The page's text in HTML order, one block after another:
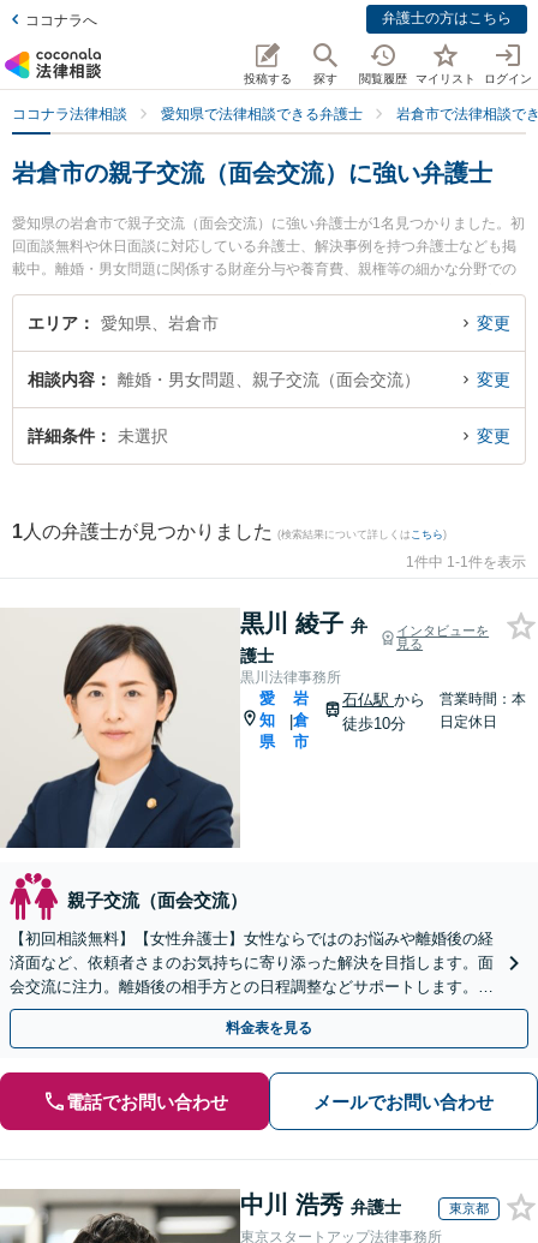
ココナラへ 弁護士の方はこちら
投稿する 探す 閲覧履歴 マイリスト ログイン
ココナラ法律相談 愛知県で法律相談できる弁護士 岩倉市で法律相談で
岩倉市の親子交流（面会交流）に強い弁護士
愛知県の岩倉市で親子交流（面会交流）に強い弁護士が1名見つかりました。初
回面談無料や休日面談に対応している弁護士、解決事例を持つ弁護士なども掲
載中。離婚・男女問題に関係する財産分与や養育費、親権等の細かな分野での
絞り込み検索もでき便利です。特に黒川法律事務所の黒川 綾子弁護士のプロフ
ィール情報や弁護士費用、強みなどが注目されています。『岩倉市で土日や夜
したい』『初回相談無料で親子交流（面会交流）を法律相談できる岩倉市内の
弁護士に相談予約したい』などでお困りの相談者さんにおすすめです。
エリア 愛知県、岩倉市 変更
相談内容 離婚・男女問題、親子交流（面会交流） 変更
詳細条件 未選択 変更
1 人の弁護士が見つかりました (検索結果について詳しくは こちら)
1件中 1-1件を表示
黒川 綾子 弁
護士
インタビューを
見る
黒川法律事務所
愛
知
県
|
岩
倉
市
石仏駅 から
徒歩10分
営業時間：本
日定休日
親子交流（面会交流）
【初回相談無料】【女性弁護士】女性ならではのお悩みや離婚後の経
済面など、依頼者さまのお気持ちに寄り添った解決を目指します。面
会交流に注力。離婚後の相手方との日程調整などサポートします。
【法テラス利用可能】【駐車場あり／お子様連れのご相談可】
料金表を見る
電話でお問い合わせ メールでお問い合わせ
中川 浩秀 弁護士 東京都
東京スタートアップ法律事務所